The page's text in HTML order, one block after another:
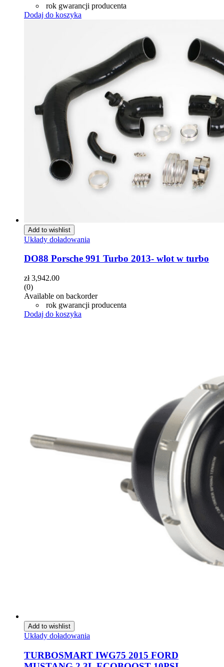
rok gwarancji producenta
Dodaj do koszyka
Add to wishlist
Układy doładowania
DO88 Porsche 991 Turbo 2013- wlot w turbo
zł3,942.00
(0)
Available on backorder
rok gwarancji producenta
Dodaj do koszyka
Add to wishlist
Układy doładowania
TURBOSMART IWG75 2015 FORD